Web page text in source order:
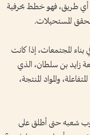
أي طريق، فهو خطط بحرفية
المستحيلات.
المجتمعات، إذا كانت
زايد بن سلطان، الذي
والمواد المنتجة،
شعبه حتى أطلق على